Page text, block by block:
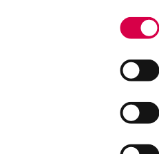
op onze klantenservice pagina.